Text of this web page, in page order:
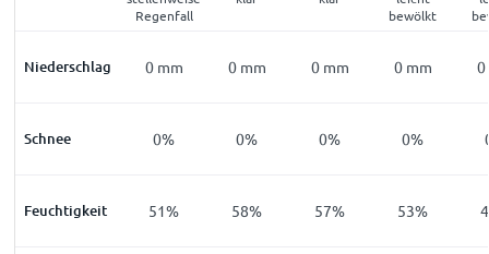
Regenfall
bewölkt
Niederschlag 0 mm 0 mm 0 mm 0 mm 0
Schnee 0% 0% 0% 0%
Feuchtigkeit 51% 58% 57% 53%